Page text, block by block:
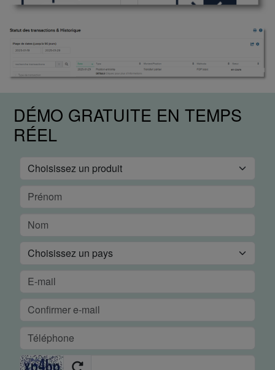
DÉMO GRATUITE EN TEMPS
RÉEL